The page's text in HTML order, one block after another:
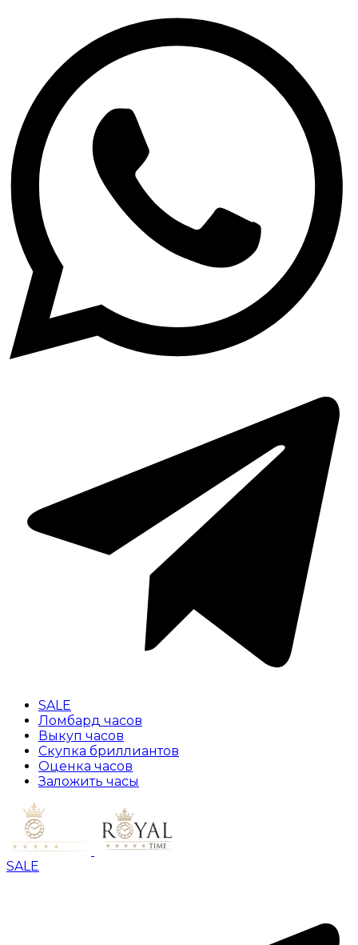
SALE
Ломбард часов
Выкуп часов
Скупка бриллиантов
Оценка часов
Заложить часы
SALE